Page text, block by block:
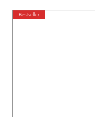
Bestseller